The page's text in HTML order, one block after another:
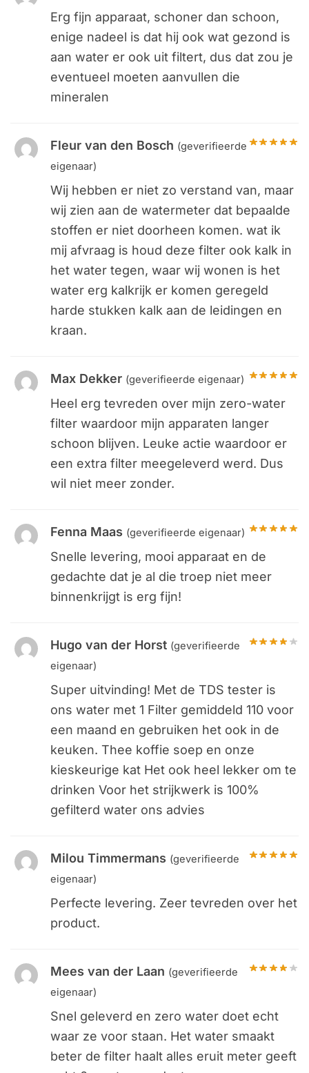
Erg fijn apparaat, schoner dan schoon,
enige nadeel is dat hij ook wat gezond is
aan water er ook uit filtert, dus dat zou je
eventueel moeten aanvullen die
mineralen
Fleur van den Bosch (geverifieerde
eigenaar)
Wij hebben er niet zo verstand van, maar
wij zien aan de watermeter dat bepaalde
stoffen er niet doorheen komen. wat ik
mij afvraag is houd deze filter ook kalk in
het water tegen, waar wij wonen is het
water erg kalkrijk er komen geregeld
harde stukken kalk aan de leidingen en
kraan.
Max Dekker (geverifieerde eigenaar)
Heel erg tevreden over mijn zero-water
filter waardoor mijn apparaten langer
schoon blijven. Leuke actie waardoor er
een extra filter meegeleverd werd. Dus
wil niet meer zonder.
Fenna Maas (geverifieerde eigenaar)
Snelle levering, mooi apparaat en de
gedachte dat je al die troep niet meer
binnenkrijgt is erg fijn!
Hugo van der Horst (geverifieerde
eigenaar)
Super uitvinding! Met de TDS tester is
ons water met 1 Filter gemiddeld 110 voor
een maand en gebruiken het ook in de
keuken. Thee koffie soep en onze
kieskeurige kat Het ook heel lekker om te
drinken Voor het strijkwerk is 100%
gefilterd water ons advies
Milou Timmermans (geverifieerde
eigenaar)
Perfecte levering. Zeer tevreden over het
product.
Mees van der Laan (geverifieerde
eigenaar)
Snel geleverd en zero water doet echt
waar ze voor staan. Het water smaakt
beter de filter haalt alles eruit meter geeft